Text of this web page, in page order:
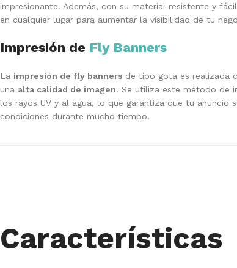
impresionante. Además, con su material resistente y
en cualquier lugar para aumentar la visibilidad de tu
Impresión de Fly Banners
La impresión de fly banners de tipo gota es realizada
una alta calidad de imagen. Se utiliza este método de
los rayos UV y al agua, lo que garantiza que tu anuncio
condiciones durante mucho tiempo.
Características